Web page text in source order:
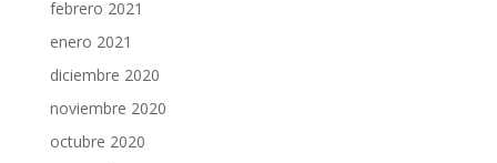
febrero 2021
enero 2021
diciembre 2020
noviembre 2020
octubre 2020